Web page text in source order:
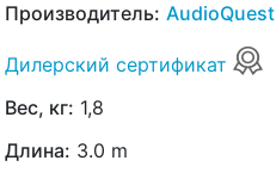
Производитель: AudioQuest
Дилерский сертификат
Вес, кг: 1,8
Длина: 3.0 m